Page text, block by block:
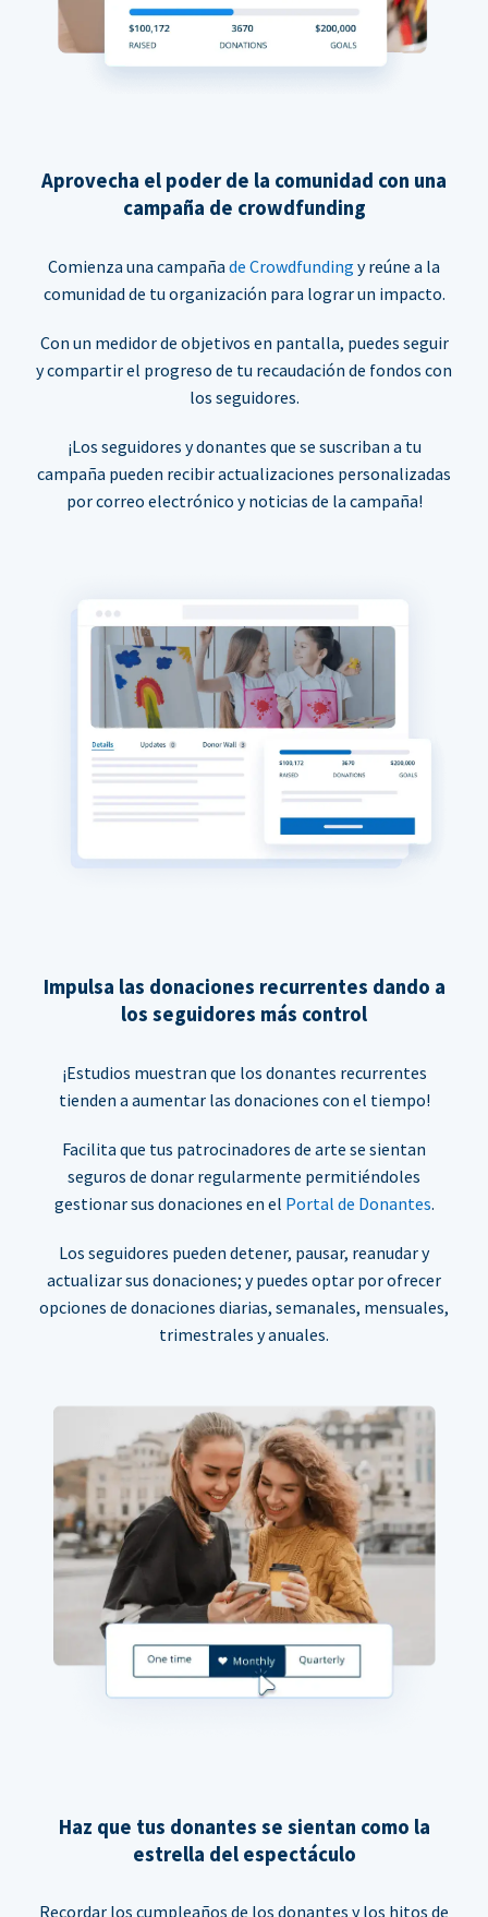
Aprovecha el poder de la comunidad con una
campaña de crowdfunding
Comienza una campaña de Crowdfunding y reúne a la
comunidad de tu organización para lograr un impacto.
Con un medidor de objetivos en pantalla, puedes seguir
y compartir el progreso de tu recaudación de fondos con
los seguidores.
¡Los seguidores y donantes que se suscriban a tu
campaña pueden recibir actualizaciones personalizadas
por correo electrónico y noticias de la campaña!
Impulsa las donaciones recurrentes dando a
los seguidores más control
¡Estudios muestran que los donantes recurrentes
tienden a aumentar las donaciones con el tiempo!
Facilita que tus patrocinadores de arte se sientan
seguros de donar regularmente permitiéndoles
gestionar sus donaciones en el Portal de Donantes.
Los seguidores pueden detener, pausar, reanudar y
actualizar sus donaciones; y puedes optar por ofrecer
opciones de donaciones diarias, semanales, mensuales,
trimestrales y anuales.
Haz que tus donantes se sientan como la
estrella del espectáculo
Recordar los cumpleaños de los donantes y los hitos de